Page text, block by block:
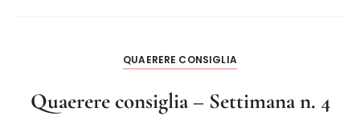
QUAERERE CONSIGLIA
Quaerere consiglia – Settimana n. 4